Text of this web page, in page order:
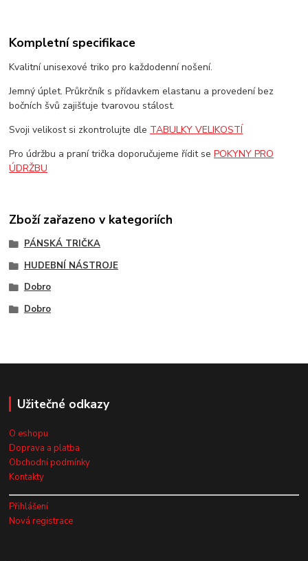
Kompletní specifikace
Kvalitní unisexové triko pro každodenní nošení.
Jemný úplet. Průkrčník s přídavkem elastanu a provedení bez
bočních švů zajišťuje tvarovou stálost.
Svoji velikost si zkontrolujte dle TABULKY VELIKOSTÍ
Pro údržbu a praní trička doporučujeme řídit sePOKYNY PRO
ÚDRŽBU
Zboží zařazeno v kategoriích
PÁNSKÁ TRIČKA
HUDEBNÍ NÁSTROJE
Dobro
Dobro
Užitečné odkazy
O eshopu
Doprava a platba
Obchodní podmínky
Kontakty
Přihlášení
Nová registrace